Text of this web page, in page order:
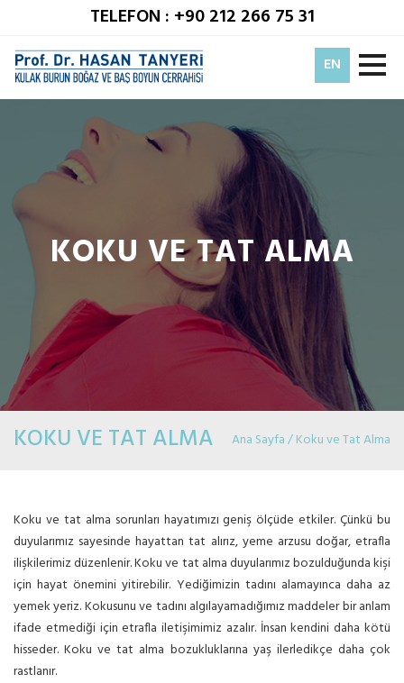
TELEFON : +90 212 266 75 31
EN
KOKU VE TAT ALMA
KOKU VE TAT ALMA Ana Sayfa / Koku ve Tat Alma
Koku ve tat alma sorunları hayatımızı geniş ölçüde etkiler. Çünkü bu
duyularımız sayesinde hayattan tat alırız, yeme arzusu doğar, etrafla
ilişkilerimiz düzenlenir. Koku ve tat alma duyularımız bozulduğunda kişi
için hayat önemini yitirebilir. Yediğimizin tadını alamayınca daha az
yemek yeriz. Kokusunu ve tadını algılayamadığımız maddeler bir anlam
ifade etmediği için etrafla iletişimimiz azalır. İnsan kendini daha kötü
hisseder. Koku ve tat alma bozukluklarına yaş ilerledikçe daha çok
rastlanır.